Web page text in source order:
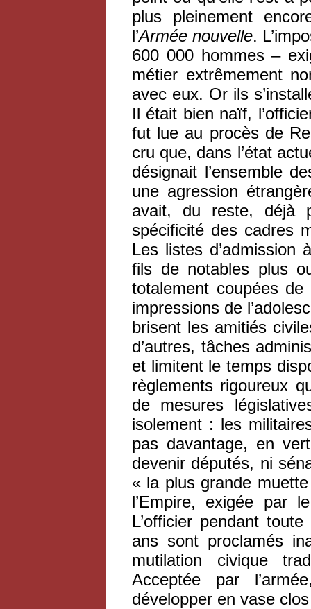
plus pleinement
l’Armée nouvelle.
600 000 hommes –
métier extrêmement
avec eux. Or ils
Il était bien naïf,
fut lue au procès de
cru que, dans l’état
désignait l’ensemble
une agression
avait, du reste, déjà
spécificité des cadres
Les listes d’admission
fils de notables plus
totalement coupées
impressions de
brisent les amitiés
d’autres, tâches
et limitent le temps
règlements rigoureux
de mesures
isolement : les
pas davantage, en
devenir députés, ni
« la plus grande
l’Empire, exigée par
L’officier pendant
ans sont proclamés
mutilation civique
Acceptée par
développer en vase